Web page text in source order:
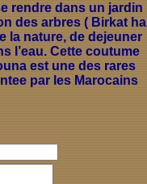
rendre dans un jardin
des arbres ( Birkat ha
la nature, de dejeuner
l’eau. Cette coutume
est une des rares
par les Marocains